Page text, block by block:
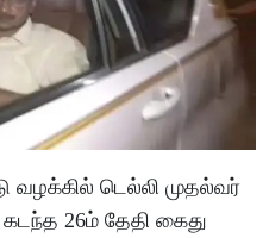
வழக்கில் டெல்லி முதல்வர்
26ம் தேதி கைது